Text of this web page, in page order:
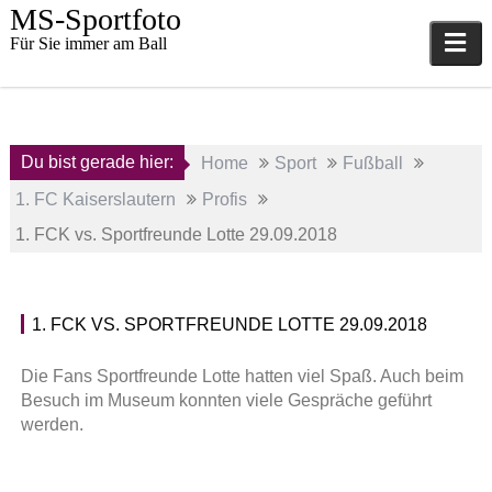
Skip
toMS-Sportfoto
Für Sie immer am Ball
Du bist gerade hier: Home Sport
Fußball
1. FC Kaiserslautern
Profis
1. FCK vs. Sportfreunde Lotte 29.09.2018
September
a
P
o
f
1. FCK VS. SPORTFREUNDE LOTTE 29.09.2018
Die Fans Sportfreunde Lotte hatten viel Spaß. Auch beim
Besuch im Museum konnten viele Gespräche geführt
werden.